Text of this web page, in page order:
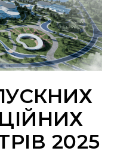
2025